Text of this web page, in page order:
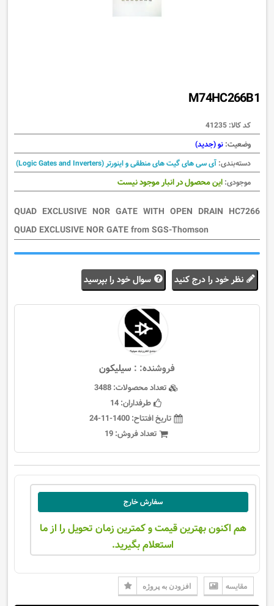
M74HC266B1
کد کالا: 41235
وضعیت: نو (جدید)
دسته‌بندی: آی سی های گیت های منطقی و اینورتر (Logic Gates and Inverters)
موجودی: این محصول در انبار موجود نیست
QUAD EXCLUSIVE NOR GATE WITH OPEN DRAIN HC7266
QUAD EXCLUSIVE NOR GATE from SGS-Thomson
نظر خود را درج کنید سوال خود را بپرسید
فروشنده: : سيليكون
تعداد محصولات:3488
طرفداران:14
تاریخ افتتاح:1400-11-24
تعداد فروش:19
سفارش خارج
هم اکنون بهترین قیمت و کمترین زمان تحویل را از ما
استعلام بگیرید.
مقایسه افزودن به پروژه